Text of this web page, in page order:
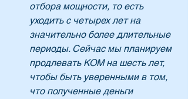
отбора мощности, то есть
уходить с четырех лет на
значительно более длительные
периоды. Сейчас мы планируем
продлевать КОМ на шесть лет,
чтобы быть уверенными в том,
что полученные деньги